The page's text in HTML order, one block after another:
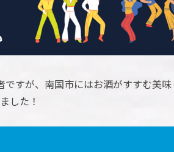
すが、南国市にはお酒がすすむ美
した！